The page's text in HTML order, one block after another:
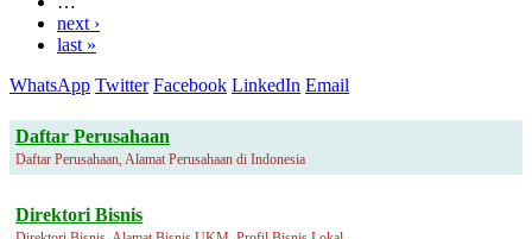
next ›
last »
WhatsApp Twitter Facebook LinkedIn Email
Daftar Perusahaan
Daftar Perusahaan, Alamat Perusahaan di Indonesia
Direktori Bisnis